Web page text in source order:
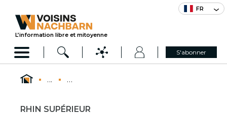
FR
L’information libre et mitoyenne
S'abonner
... ...
RHIN SUPÉRIEUR